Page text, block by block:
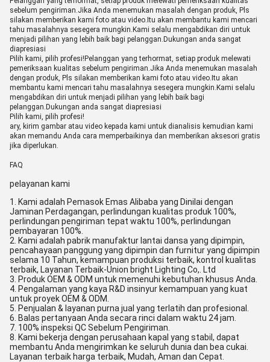
sebelum pengiriman.Jika Anda menemukan masalah dengan produk, Pls
silakan memberikan kami foto atau video.Itu akan membantu kami mencari
tahu masalahnya sesegera mungkin.Kami selalu mengabdikan diri untuk
menjadi pilihan yang lebih baik bagi pelanggan.Dukungan anda sangat
diapresiasi
Pilih kami, pilih profesi!Pelanggan yang terhormat, setiap produk melewati
pemeriksaan kualitas sebelum pengiriman.Jika Anda menemukan masalah
dengan produk, Pls silakan memberikan kami foto atau video.Itu akan
membantu kami mencari tahu masalahnya sesegera mungkin.Kami selalu
mengabdikan diri untuk menjadi pilihan yang lebih baik bagi
pelanggan.Dukungan anda sangat diapresiasi
Pilih kami, pilih profesi!
ary, kirim gambar atau video kepada kami untuk dianalisis kemudian kami
akan memandu Anda cara memperbaikinya dan memberikan aksesori gratis
jika diperlukan.
FAQ
pelayanan kami
1. Kami adalah Pemasok Emas Alibaba yang Dinilai dengan
Jaminan Perdagangan, perlindungan kualitas produk 100%,
perlindungan pengiriman tepat waktu 100%, perlindungan
pembayaran 100%.
2. Kami adalah pabrik manufaktur lantai dansa yang dipimpin,
pencahayaan panggung yang dipimpin dan furnitur yang dipimpin
selama 10 Tahun, kemampuan produksi terbaik, kontrol kualitas
terbaik, Layanan Terbaik-Union bright Lighting Co,. Ltd
3. Produk OEM & ODM untuk memenuhi kebutuhan khusus Anda.
4. Pengalaman yang kaya R&D insinyur kemampuan yang kuat
untuk proyek OEM & ODM.
5. Penjualan & layanan purna jual yang terlatih dan profesional.
6. Balas pertanyaan Anda secara rinci dalam waktu 24 jam.
7. 100% inspeksi QC Sebelum Pengiriman.
8. Kami bekerja dengan perusahaan kapal yang stabil, dapat
membantu Anda mengirimkan ke seluruh dunia dan bea cukai.
Layanan terbaik harga terbaik, Mudah, Aman dan Cepat.